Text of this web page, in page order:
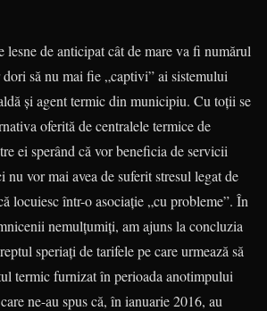
lesne de anticipat cât de mare va fi numărul
să nu mai fie „captivi” ai sistemului
și agent termic din municipiu. Cu toții se
oferită de centralele termice de
ei sperând că vor beneficia de servicii
vor mai avea de suferit stresul legat de
locuiesc într-o asociație „cu probleme”. În
nemulțumiți, am ajuns la concluzia
speriați de tarifele pe care urmează să
termic furnizat în perioada anotimpului
ne-au spus că, în ianuarie 2016, au